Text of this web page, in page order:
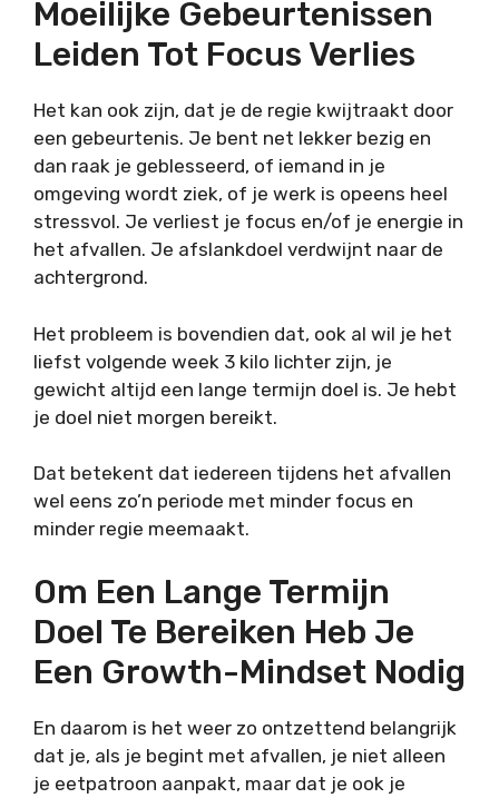
Moeilijke Gebeurtenissen
Leiden Tot Focus Verlies
Het kan ook zijn, dat je de regie kwijtraakt door
een gebeurtenis. Je bent net lekker bezig en
dan raak je geblesseerd, of iemand in je
omgeving wordt ziek, of je werk is opeens heel
stressvol. Je verliest je focus en/of je energie in
het afvallen. Je afslankdoel verdwijnt naar de
achtergrond.
Het probleem is bovendien dat, ook al wil je het
liefst volgende week 3 kilo lichter zijn, je
gewicht altijd een lange termijn doel is. Je hebt
je doel niet morgen bereikt.
Dat betekent dat iedereen tijdens het afvallen
wel eens zo’n periode met minder focus en
minder regie meemaakt.
Om Een Lange Termijn
Doel Te Bereiken Heb Je
Een Growth-Mindset Nodig
En daarom is het weer zo ontzettend belangrijk
dat je, als je begint met afvallen, je niet alleen
je eetpatroon aanpakt, maar dat je ook je